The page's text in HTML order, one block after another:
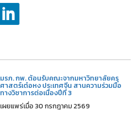
มรภ. กพ. ต้อนรับคณะจากมหาวิทยาลัยครุ
ศาสตร์เต๋อหง ประเทศจีน สานความร่วมมือ
ทางวิชาการต่อเนื่องปีที่ 3
เผยแพร่เมื่อ 30 กรกฎาคม 2569